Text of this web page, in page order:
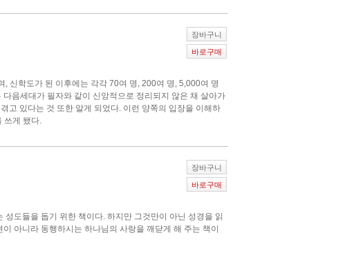
신학도가 된 이후에는 각각 70여 명, 200여 명, 5,000여 명
음세대가 필자와 같이 신앙적으로 정리되지 않은 채 살아가
고 있다는 것 또한 알게 되었다. 이런 양쪽의 입장을 이해하
쓰게 됐다.
장바구니
바로구매
도들을 돕기 위한 책이다. 하지만 그것만이 아닌 성경을 읽
아니라 동행하시는 하나님의 사랑을 깨닫게 해 주는 책이
장바구니
바로구매